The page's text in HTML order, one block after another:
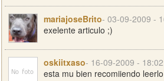
mariajoseBrito- 03-09-2009 -
exelente articulo ;)
oskiitxaso- 16-09-2009 -
esta mu bien recomiiendo leerlo